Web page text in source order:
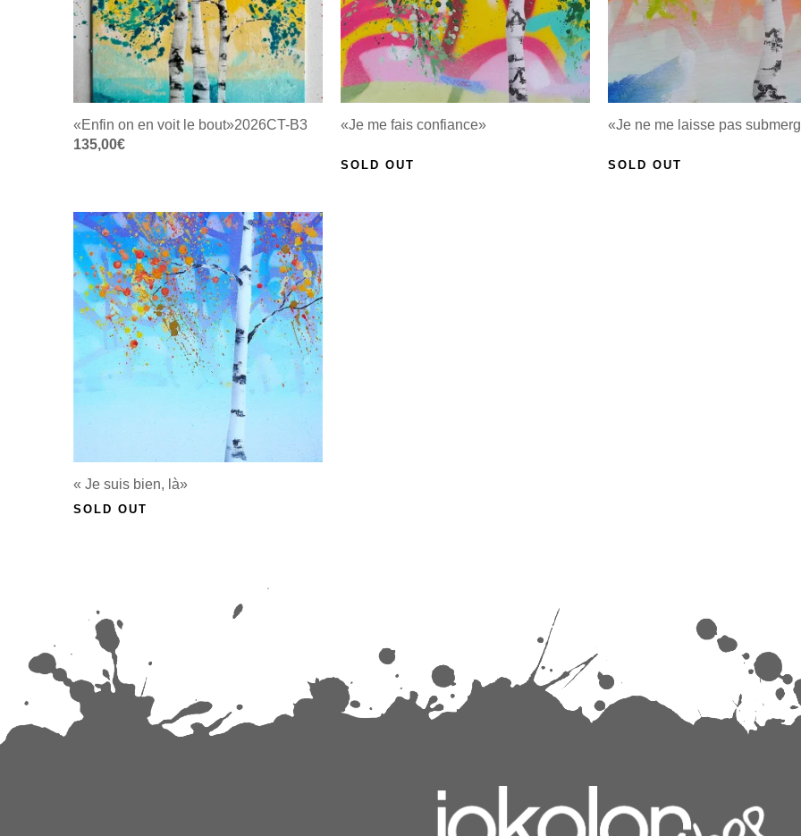
«Enfin on en voit le bout»2026CT-B3
135,00€
«Je me fais confiance» «Je ne me laisse pas
« Je suis bien, là»